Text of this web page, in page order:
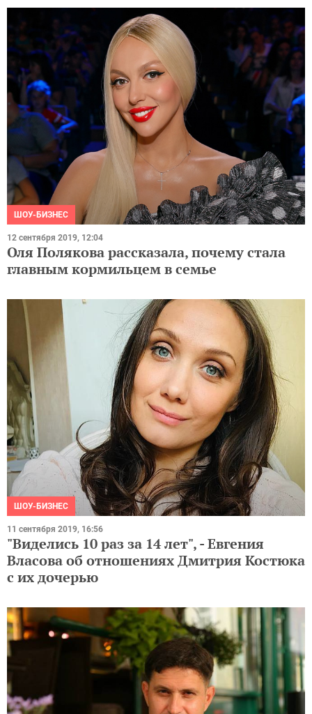
ШОУ-БИЗНЕС
12 сентября 2019, 12:04
Оля Полякова рассказала, почему стала
главным кормильцем в семье
ШОУ-БИЗНЕС
11 сентября 2019, 16:56
"Виделись 10 раз за 14 лет", - Евгения
Власова об отношениях Дмитрия Костюка
с их дочерью